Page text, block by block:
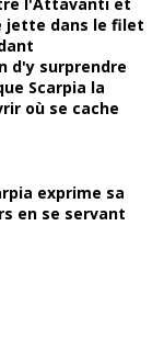
jette dans le filet
d'y surprendre
Scarpia la
où se cache
exprime sa
en se servant